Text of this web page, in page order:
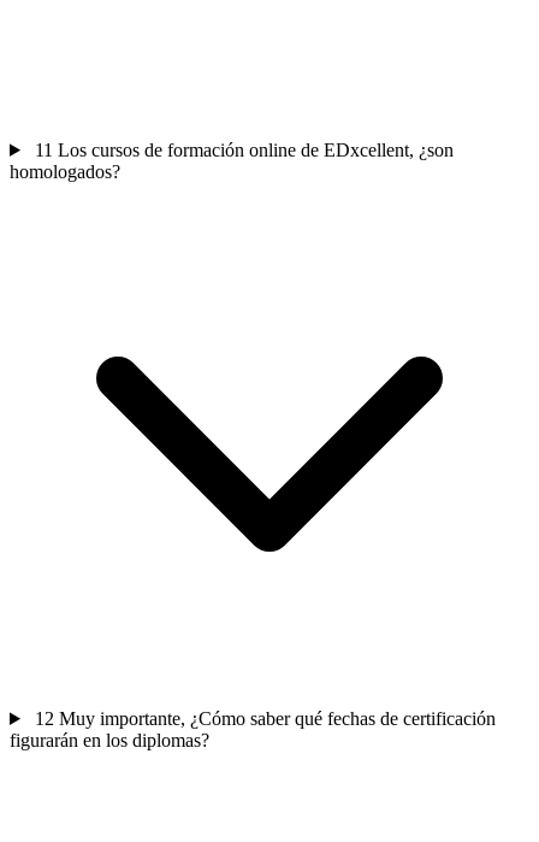
11 Los cursos de formación online de EDxcellent, ¿son
homologados?
12 Muy importante, ¿Cómo saber qué fechas de certificación
figurarán en los diplomas?